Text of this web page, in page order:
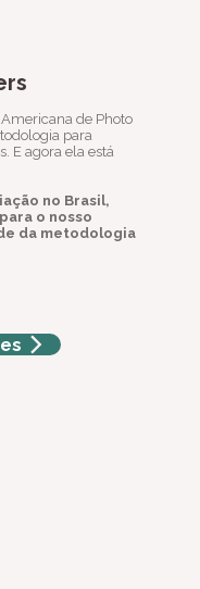
de Photo
para
E agora ela está
no Brasil,
o nosso
da metodologia